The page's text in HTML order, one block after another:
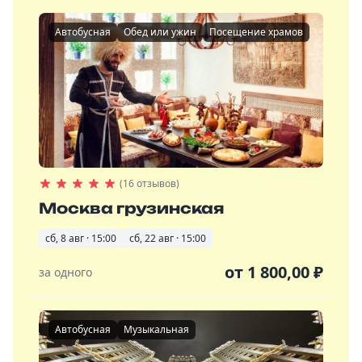
Автобусная Обед или ужин Посещение храмов
(16 отзывов)
Москва грузинская
сб, 8 авг · 15:00 сб, 22 авг · 15:00
за одного от 1 800,00₽
Автобусная Музыкальная